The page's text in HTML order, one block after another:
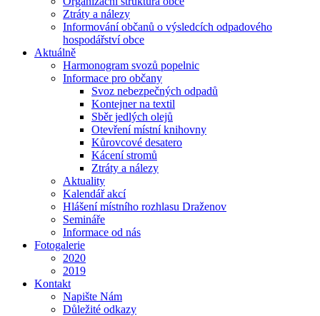
Ztráty a nálezy
Informování občanů o výsledcích odpadového
hospodářství obce
Aktuálně
Harmonogram svozů popelnic
Informace pro občany
Svoz nebezpečných odpadů
Kontejner na textil
Sběr jedlých olejů
Otevření místní knihovny
Kůrovcové desatero
Kácení stromů
Ztráty a nálezy
Aktuality
Kalendář akcí
Hlášení místního rozhlasu Draženov
Semináře
Informace od nás
Fotogalerie
2020
2019
Kontakt
Napište Nám
Důležité odkazy